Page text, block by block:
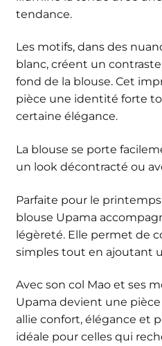
tendance.
Les motifs, dans des
blanc, créent un
fond de la blouse. Cet
pièce une identité forte
certaine élégance.
La blouse se porte
un look décontracté ou
Parfaite pour le
blouse Upama
légèreté. Elle permet de
simples tout en ajoutant
Avec son col Mao et ses
Upama devient une
allie confort, élégance et
idéale pour celles qui